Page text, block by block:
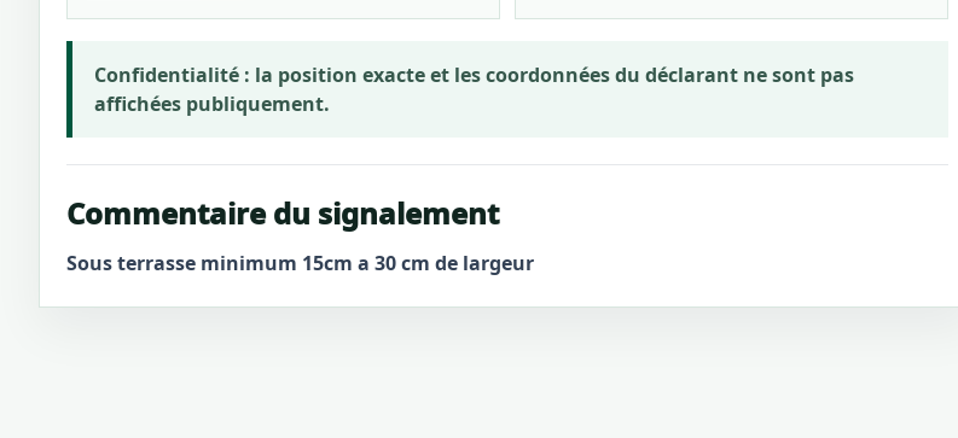
Confidentialité : la position exacte et les coordonnées du déclarant ne sont pas
affichées publiquement.
Commentaire du signalement
Sous terrasse minimum 15cm a 30 cm de largeur